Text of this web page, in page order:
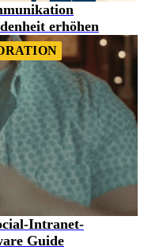
erhöhen
Intranet-
Guide